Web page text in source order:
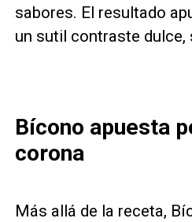
sabores. El resultado
un sutil contraste dulce,
Bícono apuesta
corona
Más allá de la receta,